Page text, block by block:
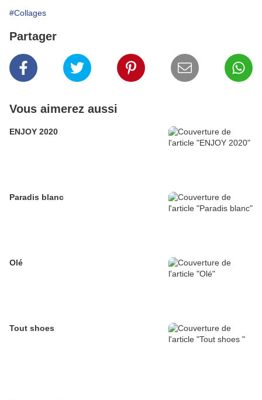
#Collages
Partager
Vous aimerez aussi
ENJOY 2020
Paradis blanc
Olé
Tout shoes